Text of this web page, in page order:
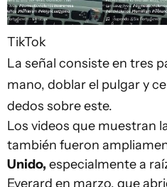
TikTok
La señal consiste en tres
mano, doblar el pulgar y
dedos sobre este.
Los videos que muestran
también fueron
Unido, especialmente a
Everard en marzo, que